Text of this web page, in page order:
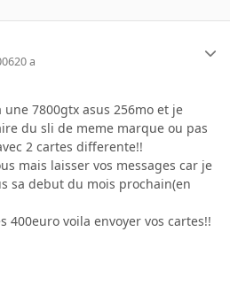
20 a
7800gtx asus 256mo et je
du sli de meme marque ou pas
2 cartes differente!!
mais laisser vos messages car je
sa debut du mois prochain(en
400euro voila envoyer vos cartes!!